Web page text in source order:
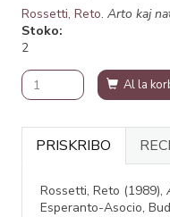
Rossetti, Reto. Arto kaj
Stoko
2
Al la
PRISKRIBO
Rossetti, Reto (1989),
Esperanto-Asocio,